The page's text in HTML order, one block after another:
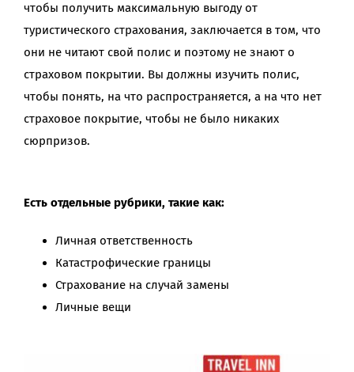
чтобы получить максимальную выгоду от
туристического страхования, заключается в том, что
они не читают свой полис и поэтому не знают о
страховом покрытии. Вы должны изучить полис,
чтобы понять, на что распространяется, а на что нет
страховое покрытие, чтобы не было никаких
сюрпризов.
Есть отдельные рубрики, такие как:
Личная ответственность
Катастрофические границы
Страхование на случай замены
Личные вещи